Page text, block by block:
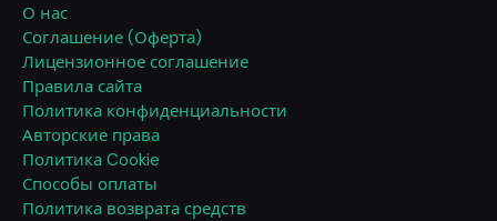
О нас
Соглашение (Оферта)
Лицензионное соглашение
Правила сайта
Политика конфиденциальности
Авторские права
Политика Cookie
Способы оплаты
Политика возврата средств